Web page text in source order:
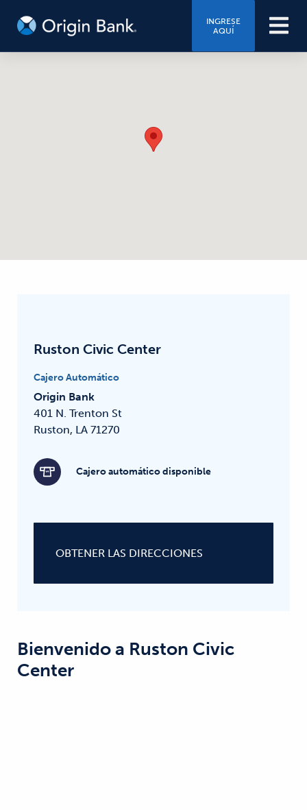
INGRESE
AQUÍ
Ruston Civic Center
Cajero Automático
Origin Bank
401 N. Trenton St
Ruston, LA 71270
Cajero automático disponible
OBTENER LAS DIRECCIONES
Bienvenido a Ruston Civic
Center